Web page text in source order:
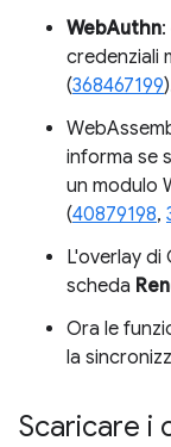
WebAuthn
credenziali
(368467199
informa se
un modulo
(40879198,
L'overlay di
scheda
Ora le
la
Scaricare i